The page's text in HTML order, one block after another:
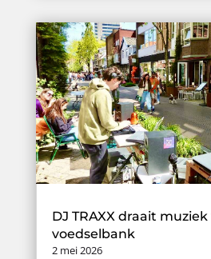
DJ TRAXX draait
voedselbank
2 mei 2026